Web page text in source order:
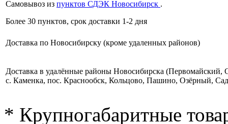
Самовывоз из пунктов СДЭК Новосибирск .
Более 30 пунктов, срок доставки 1-2 дня
Доставка по Новосибирску (кроме удаленных районов)
Доставка в удалённые районы Новосибирска (Первомайский,
с. Каменка, пос. Краснообск, Кольцово, Пашино, Озёрный,
* Крупногабаритные